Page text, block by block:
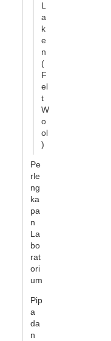
L
a
k
e
n
(
F
el
t
W
o
ol
)
Pe
rle
ng
ka
pa
n
La
bo
rat
ori
um
Pip
a
da
n